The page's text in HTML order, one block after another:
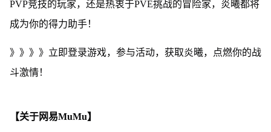
PVP竞技的玩家，还是热衷于PVE挑战的冒险家，炎曦都将
成为你的得力助手！
》》》》立即登录游戏，参与活动，获取炎曦，点燃你的战
斗激情！
【关于网易MuMu】